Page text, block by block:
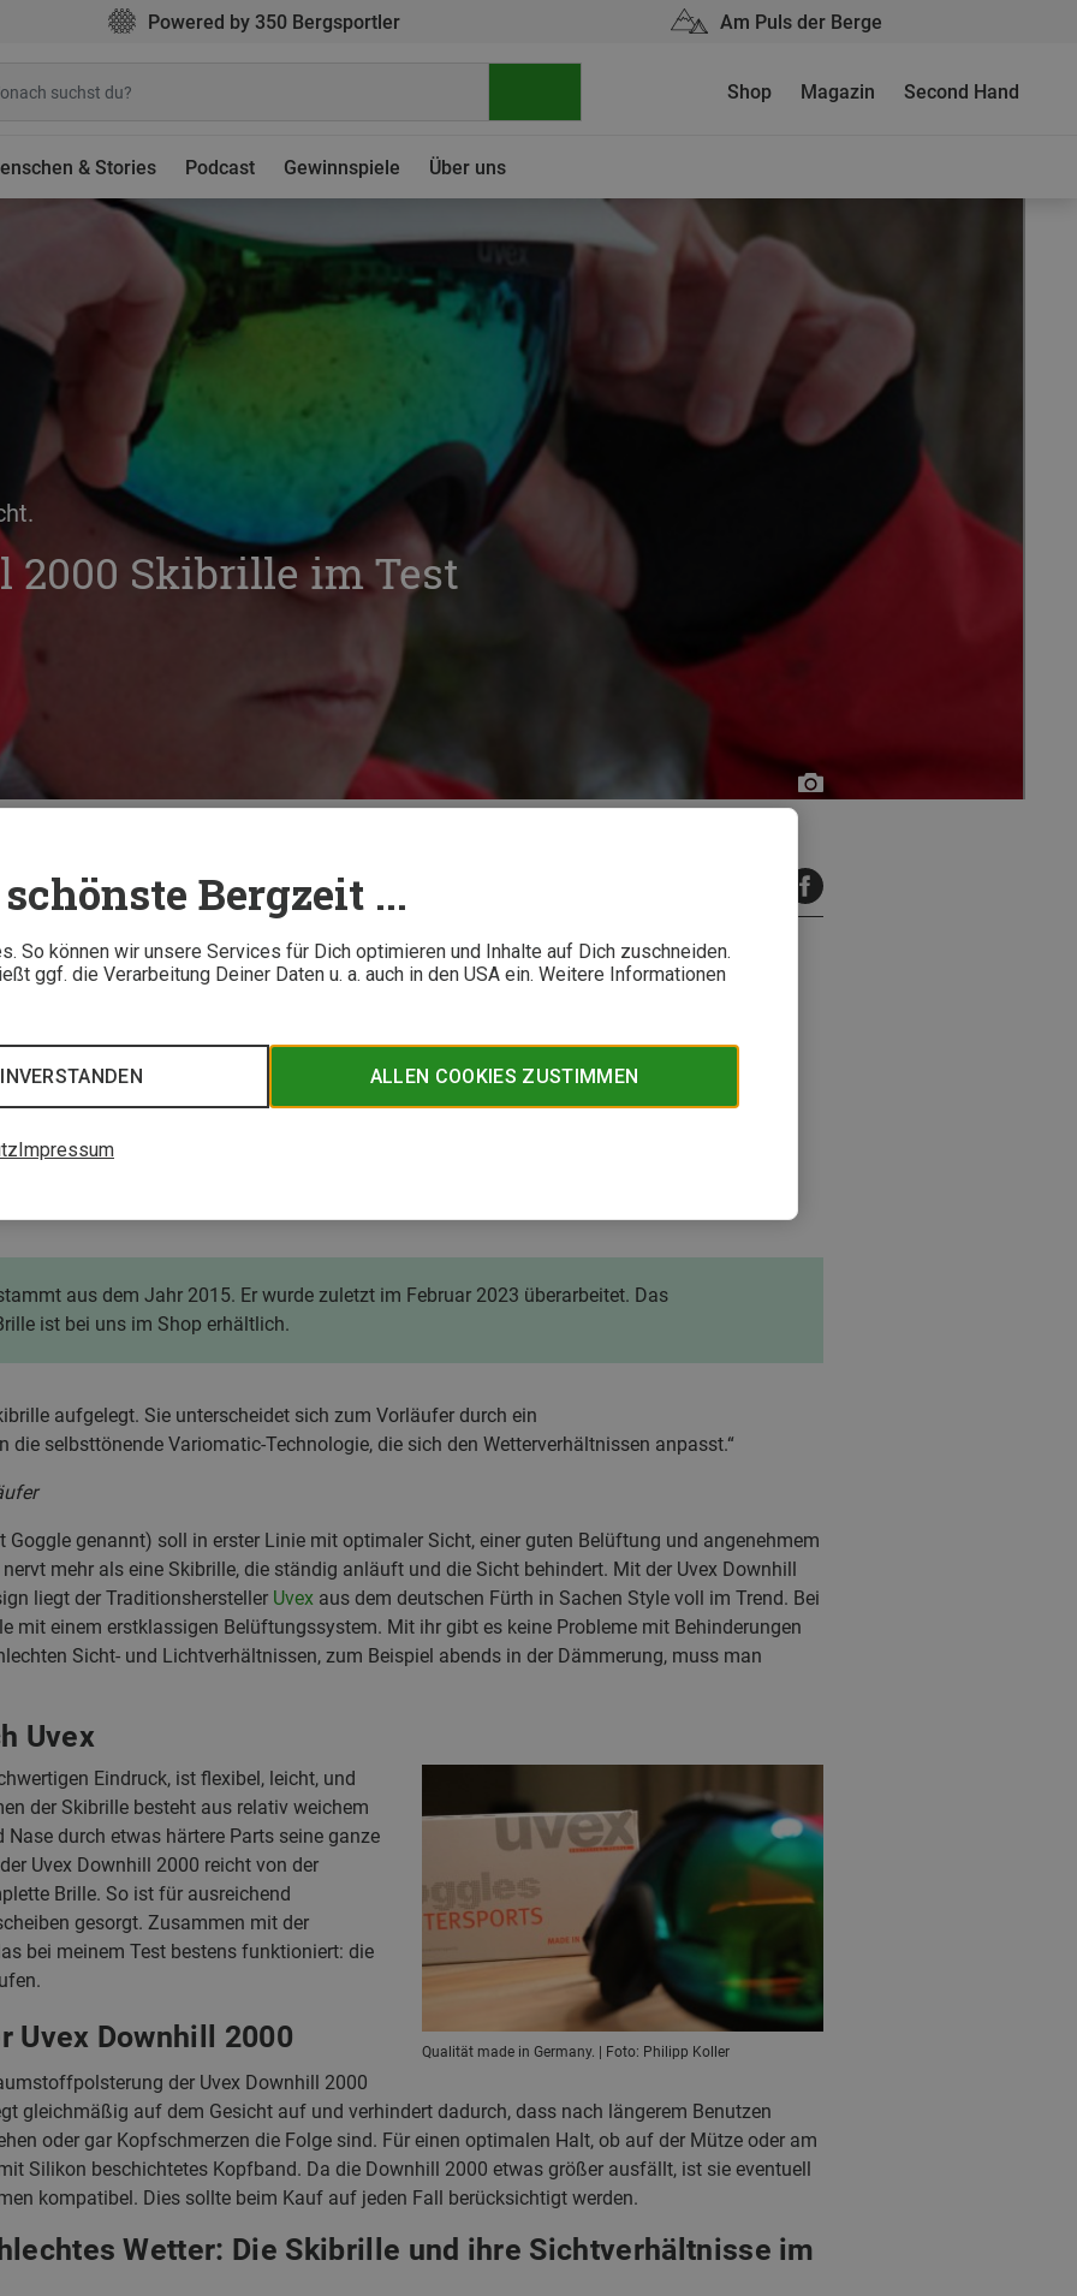
Bergzeit ...
So können wir unsere Services für Dich optimieren und Inhalte auf Dich zuschneiden.
ggf. die Verarbeitung Deiner Daten u. a. auch in den USA ein. Weitere Informationen
ALLEN COOKIES ZUSTIMMEN
Impressum
Powered by 350 Bergsportler Am Puls der Berge
& Stories Podcast Gewinnspiele Über uns
Shop Magazin Second Hand
2000 Skibrille im Test
Philipp
Koller
die Skibrille Uvex Downhill 2000. Ob sie das bei gutem wie bei schlechtem Wetter
von Philipp Koller.
2000
aus dem Jahr 2015. Er wurde zuletzt im Februar 2023 überarbeitet. Das
ist bei uns im Shop erhältlich.
aufgelegt. Sie unterscheidet sich zum Vorläufer durch ein
selbsttönende Variomatic-Technologie, die sich den Wetterverhältnissen anpasst.“
genannt) soll in erster Linie mit optimaler Sicht, einer guten Belüftung und angenehmem
mehr als eine Skibrille, die ständig anläuft und die Sicht behindert. Mit der Uvex Downhill
liegt der Traditionshersteller Uvexaus dem deutschen Fürth in Sachen Style voll im Trend. Bei
mit einem erstklassigen Belüftungssystem. Mit ihr gibt es keine Probleme mit Behinderungen
Sicht- und Lichtverhältnissen, zum Beispiel abends in der Dämmerung, muss man
Uvex
Qualität made in Germany. | Foto: Philipp Koller
Eindruck, ist flexibel, leicht, und
der Skibrille besteht aus relativ weichem
durch etwas härtere Parts seine ganze
Uvex Downhill 2000 reicht von der
Brille. So ist für ausreichend
gesorgt. Zusammen mit der
bei meinem Test bestens funktioniert: die
Uvex Downhill 2000
der Uvex Downhill 2000
gleichmäßig auf dem Gesicht auf und verhindert dadurch, dass nach längerem Benutzen
oder gar Kopfschmerzen die Folge sind. Für einen optimalen Halt, ob auf der Mütze oder am
Silikon beschichtetes Kopfband. Da die Downhill 2000 etwas größer ausfällt, ist sie eventuell
kompatibel. Dies sollte beim Kauf auf jeden Fall berücksichtigt werden.
Wetter: Die Skibrille und ihre Sichtverhältnisse im